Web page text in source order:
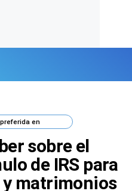
en
sobre el
de IRS para
y matrimonios